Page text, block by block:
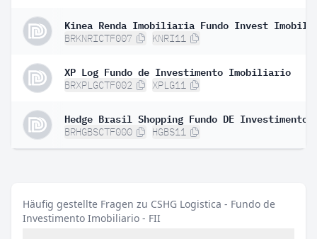
BRKNRICTF007 KNRI11
XP Log Fundo de Investimento Imobiliario
BRXPLGCTF002 XPLG11
BRHGBSCTF000 HGBS11
Häufig gestellte Fragen zu CSHG Logistica - Fundo de
Investimento Imobiliario - FII